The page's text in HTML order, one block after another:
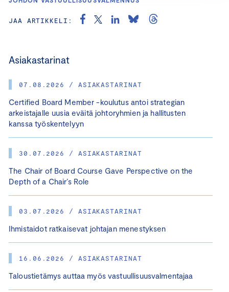
Asiakastarinat
07.08.2026 / ASIAKASTARINAT
Certified Board Member -koulutus antoi strategian
arkeistajalle uusia eväitä johtoryhmien ja hallitusten
kanssa työskentelyyn
30.07.2026 / ASIAKASTARINAT
The Chair of Board Course Gave Perspective on the
Depth of a Chair’s Role
03.07.2026 / ASIAKASTARINAT
Ihmistaidot ratkaisevat johtajan menestyksen
16.06.2026 / ASIAKASTARINAT
Taloustietämys auttaa myös vastuullisuusvalmentajaa
JAA ARTIKKELI: